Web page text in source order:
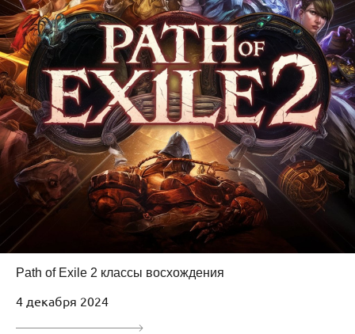
Path of Exile 2 классы восхождения
4 декабря 2024